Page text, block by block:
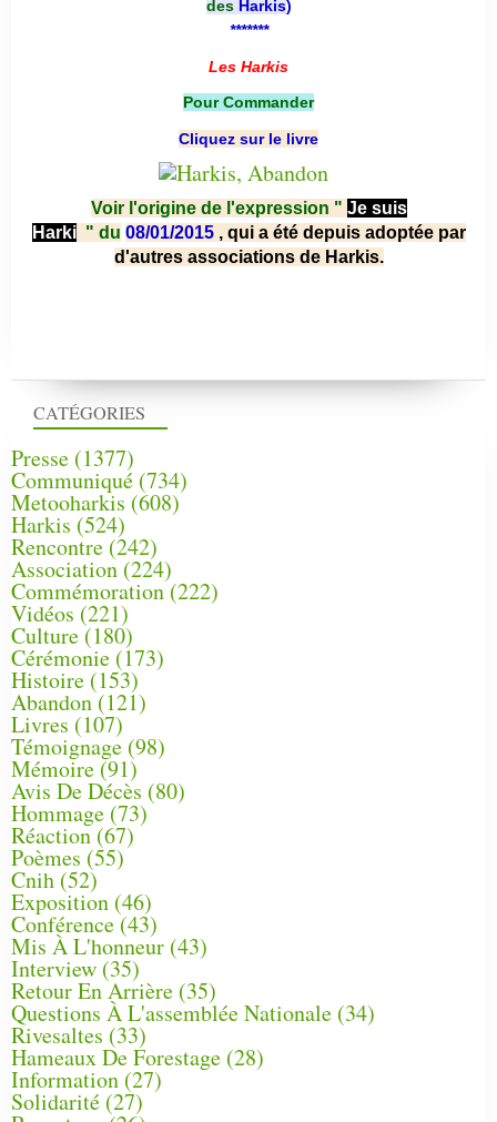
CATÉGORIES
Presse (1377)
Communiqué (734)
Metooharkis (608)
Harkis (524)
Rencontre (242)
Association (224)
Commémoration(222)
Vidéos (221)
Culture(180)
Cérémonie (173)
Histoire (153)
Abandon(121)
Livres (107)
Témoignage (98)
Mémoire (91)
Avis De Décès (80)
Hommage (73)
Réaction(67)
Poèmes (55)
Cnih (52)
Exposition (46)
Conférence(43)
Mis À L'honneur (43)
Interview (35)
Retour En Arrière (35)
Questions À L'assemblée Nationale (34)
Rivesaltes (33)
Hameaux De Forestage (28)
Information (27)
Solidarité (27)
des Harkis)
*******
Les Harkis
Pour Commander
Cliquez sur le livre
Voir l'origine de l'expression " Je suis
Harki " du 08/01/2015 , qui a été depuis adoptée par
d'autres associations de Harkis.